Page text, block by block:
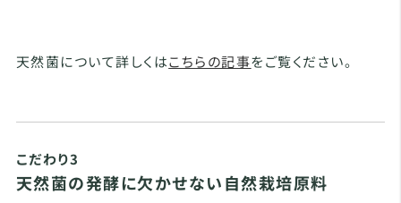
天然菌について詳しくはこちらの記事をご覧ください。
こだわり3
天然菌の発酵に欠かせない自然栽培原料